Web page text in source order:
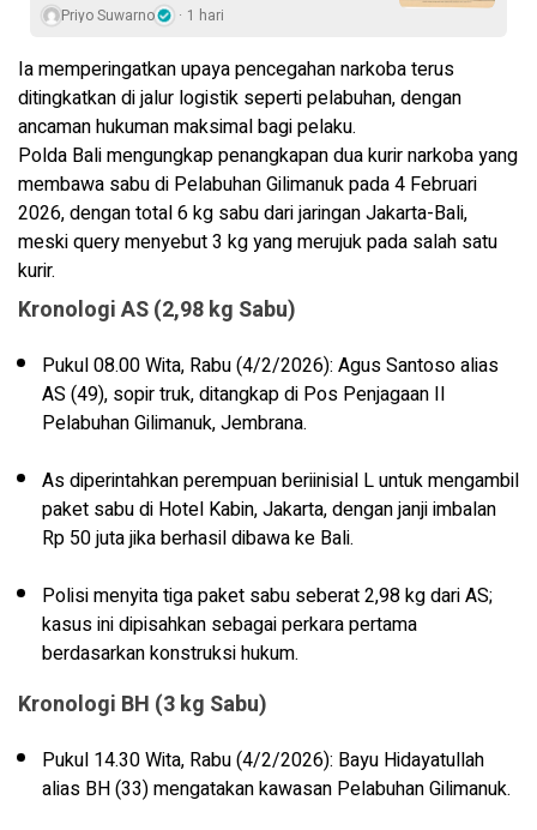
Priyo Suwarno 1 hari
Ia memperingatkan upaya pencegahan narkoba terus
ditingkatkan di jalur logistik seperti pelabuhan, dengan
ancaman hukuman maksimal bagi pelaku.
Polda Bali mengungkap penangkapan dua kurir narkoba yang
membawa sabu di Pelabuhan Gilimanuk pada 4 Februari
2026, dengan total 6 kg sabu dari jaringan Jakarta-Bali,
meski query menyebut 3 kg yang merujuk pada salah satu
kurir.
Kronologi AS (2,98 kg Sabu)
Pukul 08.00 Wita, Rabu (4/2/2026): Agus Santoso alias
AS (49), sopir truk, ditangkap di Pos Penjagaan II
Pelabuhan Gilimanuk, Jembrana.
As diperintahkan perempuan beriinisial L untuk mengambil
paket sabu di Hotel Kabin, Jakarta, dengan janji imbalan
Rp 50 juta jika berhasil dibawa ke Bali.
Polisi menyita tiga paket sabu seberat 2,98 kg dari AS;
kasus ini dipisahkan sebagai perkara pertama
berdasarkan konstruksi hukum.
Kronologi BH (3 kg Sabu)
Pukul 14.30 Wita, Rabu (4/2/2026): Bayu Hidayatullah
alias BH (33) mengatakan kawasan Pelabuhan Gilimanuk.